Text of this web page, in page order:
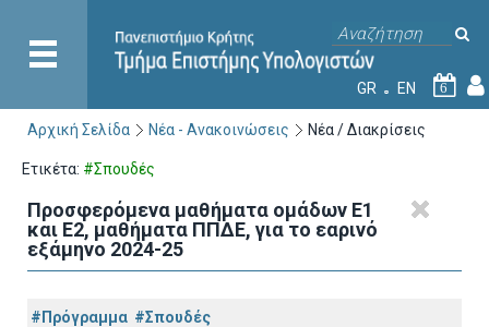
GR EN 6
Αρχική Σελίδα Νέα - Ανακοινώσεις Νέα / Διακρίσεις
Ετικέτα: #Σπουδές
Προσφερόμενα μαθήματα ομάδων Ε1
και Ε2, μαθήματα ΠΠΔΕ, για το εαρινό
εξάμηνο 2024-25
#Πρόγραμμα #Σπουδές